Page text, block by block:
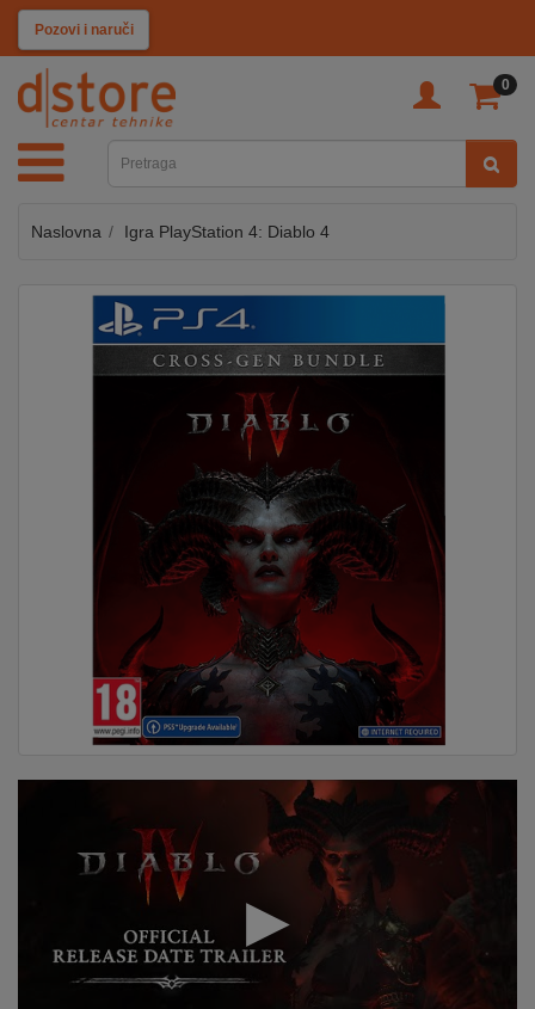
Pozovi i naruči
0
KATEGORIJE
TV
SAT
MOBILNI
ENERGIJA
Naslovna Igra PlayStation 4: Diablo 4